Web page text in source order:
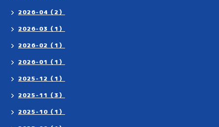
2026-04（2）
2026-03（1）
2026-02（1）
2026-01（1）
2025-12（1）
2025-11（3）
2025-10（1）